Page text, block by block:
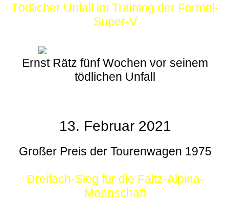
Tödlicher Unfall im Training der Formel-
Super-V
Ernst Rätz fünf Wochen vor seinem
tödlichen Unfall
13. Februar 2021
Großer Preis der Tourenwagen 1975
Dreifach-Sieg für die Faltz-Alpina-
Mannschaft